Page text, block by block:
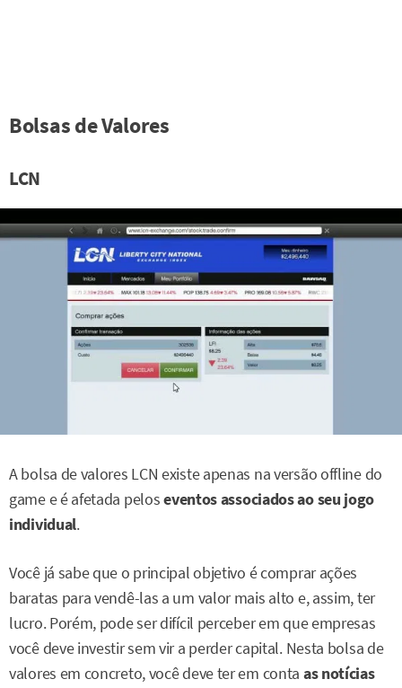
Bolsas de Valores
LCN
A bolsa de valores LCN existe apenas na versão offline do
game e é afetada peloseventos associados ao seu jogo
individual.
Você já sabe que o principal objetivo é comprar ações
baratas para vendê-las a um valor mais alto e, assim, ter
lucro. Porém, pode ser difícil perceber em que empresas
você deve investir sem vir a perder capital. Nesta bolsa de
valores em concreto, você deve ter em conta as notícias